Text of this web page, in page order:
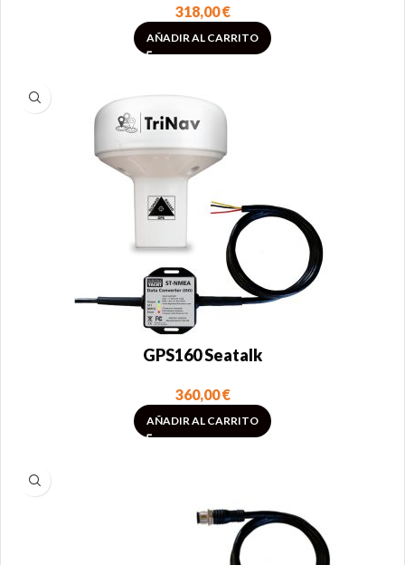
318,00€
AÑADIR AL CARRITO
GPS160 Seatalk
360,00€
AÑADIR AL CARRITO